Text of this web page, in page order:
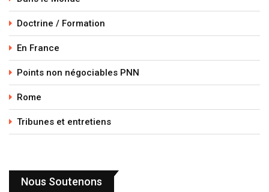
Doctrine / Formation
En France
Points non négociables PNN
Rome
Tribunes et entretiens
Nous Soutenons